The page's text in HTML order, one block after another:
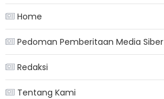
Home
Pedoman Pemberitaan Media Siber
Redaksi
Tentang Kami